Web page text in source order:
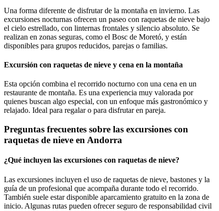
Una forma diferente de disfrutar de la montaña en invierno. Las
excursiones nocturnas ofrecen un paseo con raquetas de nieve bajo
el cielo estrellado, con linternas frontales y silencio absoluto. Se
realizan en zonas seguras, como el Bosc de Moretó, y están
disponibles para grupos reducidos, parejas o familias.
Excursión con raquetas de nieve y cena en la montaña
Esta opción combina el recorrido nocturno con una cena en un
restaurante de montaña. Es una experiencia muy valorada por
quienes buscan algo especial, con un enfoque más gastronómico y
relajado. Ideal para regalar o para disfrutar en pareja.
Preguntas frecuentes sobre las excursiones con
raquetas de nieve en Andorra
¿Qué incluyen las excursiones con raquetas de nieve?
Las excursiones incluyen el uso de raquetas de nieve, bastones y la
guía de un profesional que acompaña durante todo el recorrido.
También suele estar disponible aparcamiento gratuito en la zona de
inicio. Algunas rutas pueden ofrecer seguro de responsabilidad civil